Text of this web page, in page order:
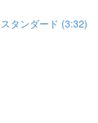
タンダード (3:32)